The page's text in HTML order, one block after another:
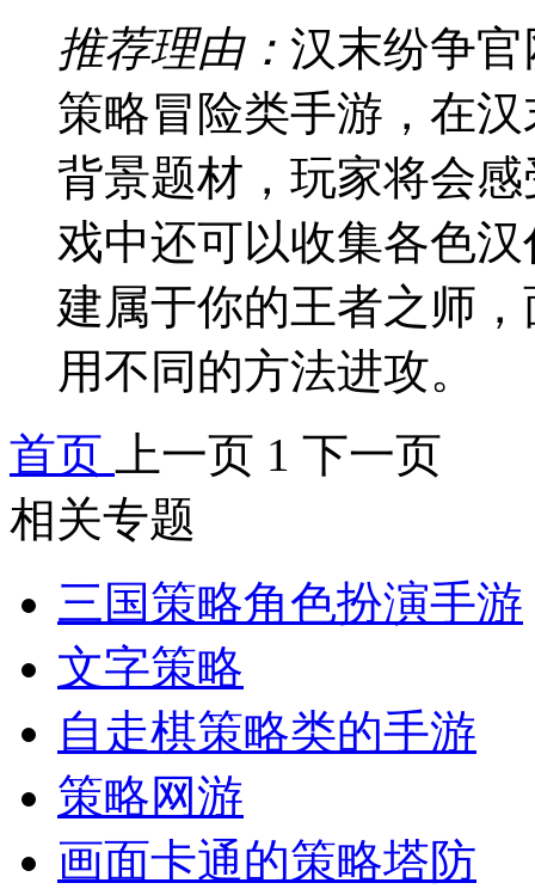
推荐理由： 汉末纷争
策略冒险类手游，在
背景题材，玩家将会
戏中还可以收集各色
建属于你的王者之师
用不同的方法进攻。
首页
上一页 1 下一页
相关专题
三国策略角色扮演手游
文字策略
自走棋策略类的手游
策略网游
画面卡通的策略塔防